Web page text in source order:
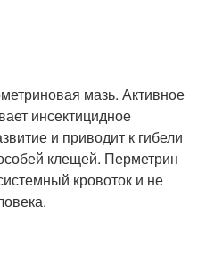
мазь. Активное
инсектицидное
и приводит к гибели
клещей. Перметрин
кровоток и не